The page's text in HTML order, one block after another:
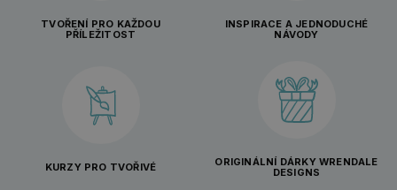
TVOŘENÍ PRO KAŽDOU
PŘÍLEŽITOST
INSPIRACE A JEDNODUCHÉ
NÁVODY
KURZY PRO TVOŘIVÉ
ORIGINÁLNÍ DÁRKY WRENDALE
DESIGNS